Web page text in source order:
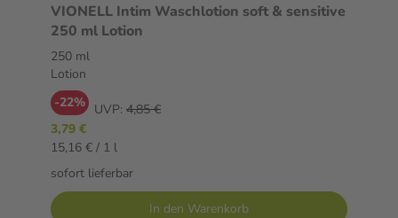
VIONELL Intim Waschlotion soft & sensitive
250 ml Lotion
250 ml
Lotion
-22% UVP: 4,85 €
3,79 €
15,16 € / 1 l
sofort lieferbar
In den Warenkorb